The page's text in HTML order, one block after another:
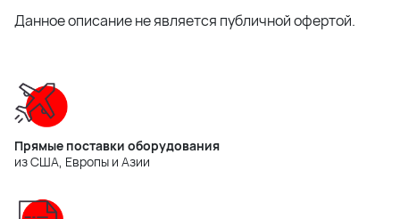
Данное описание не является публичной офертой.
Прямые поставки оборудования
из США, Европы и Азии